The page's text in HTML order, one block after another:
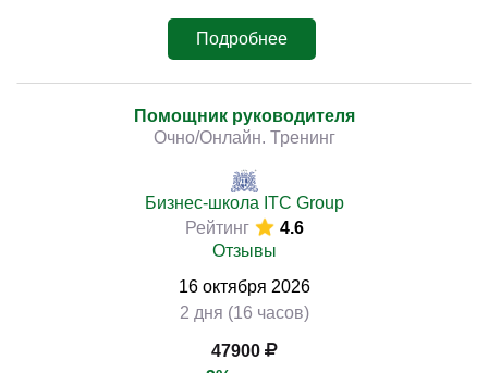
Подробнее
Помощник руководителя
Очно/Онлайн. Тренинг
Бизнес-школа ITC Group
Рейтинг
4.6
Отзывы
16 октября 2026
2 дня (16 часов)
47900